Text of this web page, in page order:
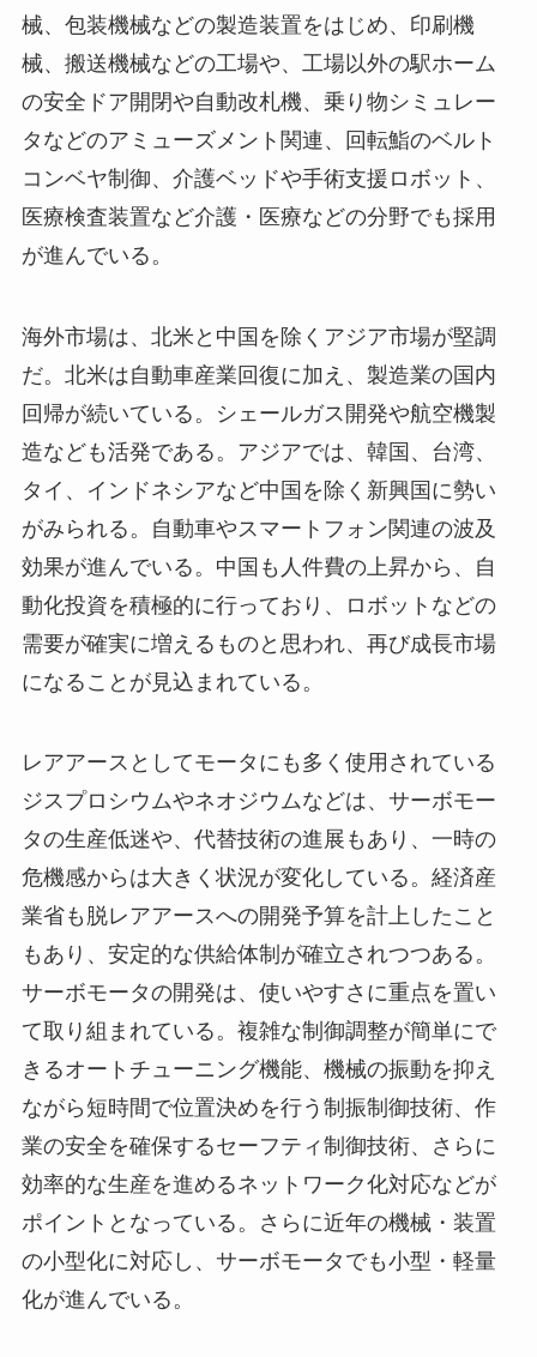
械、包装機械などの製造装置をはじめ、印刷機
械、搬送機械などの工場や、工場以外の駅ホーム
の安全ドア開閉や自動改札機、乗り物シミュレー
タなどのアミューズメント関連、回転鮨のベルト
コンベヤ制御、介護ベッドや手術支援ロボット、
医療検査装置など介護・医療などの分野でも採用
が進んでいる。
海外市場は、北米と中国を除くアジア市場が堅調
だ。北米は自動車産業回復に加え、製造業の国内
回帰が続いている。シェールガス開発や航空機製
造なども活発である。アジアでは、韓国、台湾、
タイ、インドネシアなど中国を除く新興国に勢い
がみられる。自動車やスマートフォン関連の波及
効果が進んでいる。中国も人件費の上昇から、自
動化投資を積極的に行っており、ロボットなどの
需要が確実に増えるものと思われ、再び成長市場
になることが見込まれている。
レアアースとしてモータにも多く使用されている
ジスプロシウムやネオジウムなどは、サーボモー
タの生産低迷や、代替技術の進展もあり、一時の
危機感からは大きく状況が変化している。経済産
業省も脱レアアースへの開発予算を計上したこと
もあり、安定的な供給体制が確立されつつある。
サーボモータの開発は、使いやすさに重点を置い
て取り組まれている。複雑な制御調整が簡単にで
きるオートチューニング機能、機械の振動を抑え
ながら短時間で位置決めを行う制振制御技術、作
業の安全を確保するセーフティ制御技術、さらに
効率的な生産を進めるネットワーク化対応などが
ポイントとなっている。さらに近年の機械・装置
の小型化に対応し、サーボモータでも小型・軽量
化が進んでいる。